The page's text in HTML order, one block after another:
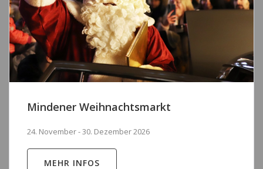
Mindener Weihnachtsmarkt
24. November - 30. Dezember 2026
MEHR INFOS